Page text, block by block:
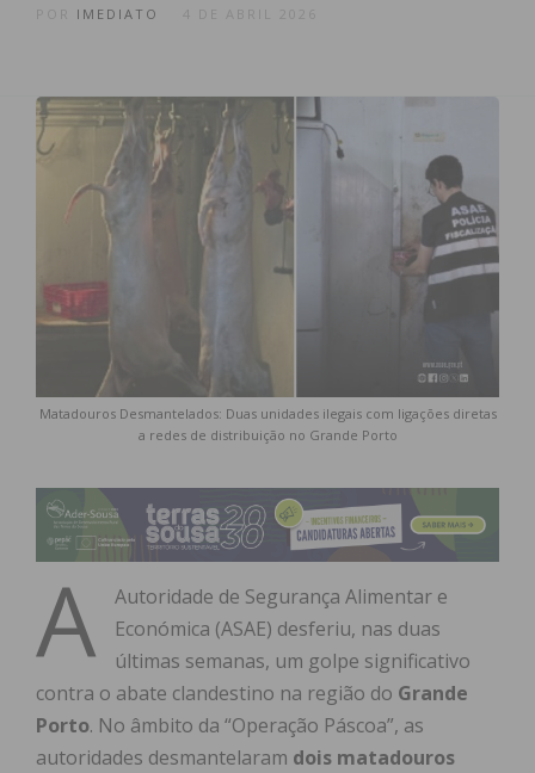
IMEDIATO 4 DE ABRIL 2026
Matadouros Desmantelados: Duas unidades ilegais com ligações diretas
a redes de distribuição no Grande Porto
A
Autoridade de Segurança Alimentar e
Económica (ASAE) desferiu, nas duas
últimas semanas, um golpe significativo
contra o abate clandestino na região do Grande
Porto. No âmbito da “Operação Páscoa”, as
autoridades desmantelaram dois matadouros